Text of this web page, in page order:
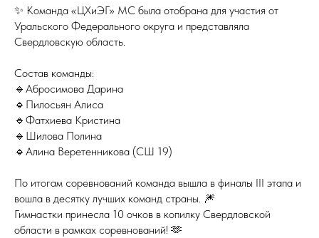
✨ Команда «ЦХиЭГ» МС была отобрана для участия от
Уральского Федерального округа и представляла
Свердловскую область.
Состав команды:
🔹Абросимова Дарина
🔹Пилосьян Алиса
🔹Фатхиева Кристина
🔹Шилова Полина
🔹Алина Веретенникова (СШ 19)
По итогам соревнований команда вышла в финалы III этапа и
вошла в десятку лучших команд страны. 🎆
Гимнастки принесла 10 очков в копилку Свердловской
области в рамках соревнований! 🫶